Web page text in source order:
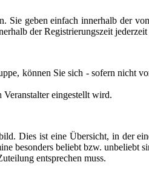
geben einfach innerhalb der
der Registrierungszeit jederzeit
können Sie sich - sofern nicht
eingestellt wird.
Dies ist eine Übersicht, in der
besonders beliebt bzw. unbeliebt
entsprechen muss.